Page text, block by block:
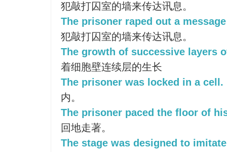
犯敲打囚室的墙来传达讯息。
The prisoner raped out a
犯敲打囚室的墙来传达讯息。
The growth of successive layers
着细胞壁连续层的生长
The prisoner was locked in a cell.
内。
The prisoner paced the floor of
回地走著。
The stage was designed to